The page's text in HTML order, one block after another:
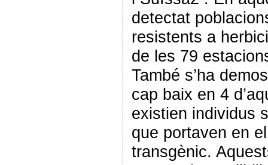
detectat
resistents a
de les 79
També s’ha
cap baix en 4
existien individus
que portaven en
transgènic.